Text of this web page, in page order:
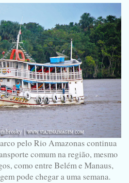
pelo Rio Amazonas continua
comum na região, mesmo
como entre Belém e Manaus,
pode chegar a uma semana.